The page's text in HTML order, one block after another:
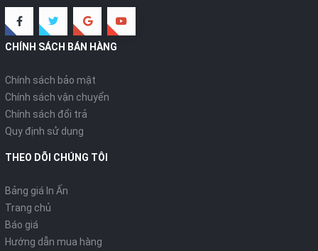
CHÍNH SÁCH BÁN HÀNG
Chính sách bảo mật
Chính sách vận chuyển
Chính sách đổi trả
Quy định sử dụng
THEO DÕI CHÚNG TÔI
Bảng giá In Ấn
Trang chủ
Báo giá
Hướng dẫn mua hàng